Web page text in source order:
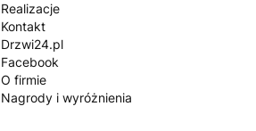
Realizacje
Kontakt
Drzwi24.pl
Facebook
O firmie
Nagrody i wyróżnienia